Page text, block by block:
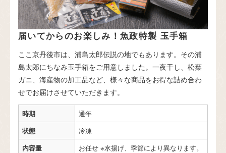
届いてからのお楽しみ！魚政特製 玉手箱
ここ京丹後市は、浦島太郎伝説の地でもあります。その浦
島太郎にちなみ玉手箱をご用意しました。一夜干し、松葉
ガニ、海産物の加工品など、様々な商品をお得な詰め合わ
せでお届けさせていただきます。
時期
通年
状態
冷凍
内容量
お任せ ※水揚げ、季節により異なります。